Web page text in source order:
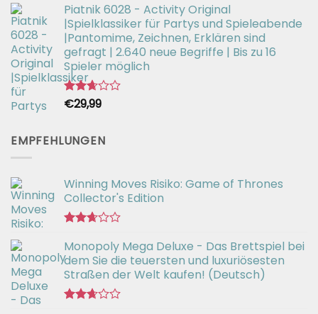
mit
3.02
von 5
Piatnik 6028 - Activity Original
|Spielklassiker für Partys und Spieleabende
|Pantomime, Zeichnen, Erklären sind
gefragt | 2.640 neue Begriffe | Bis zu 16
Spieler möglich
Bewertet
von 5
€29,99
EMPFEHLUNGEN
Winning Moves Risiko: Game of Thrones
Collector's Edition
mit
2.66
von 5
Monopoly Mega Deluxe - Das Brettspiel bei
dem Sie die teuersten und luxuriösesten
Straßen der Welt kaufen! (Deutsch)